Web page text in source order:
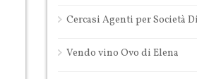
Cercasi Agenti per Società
Vendo vino Ovo di Elena